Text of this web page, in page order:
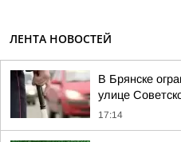
ЛЕНТА НОВОСТЕЙ
В Брянске
улице
17:14